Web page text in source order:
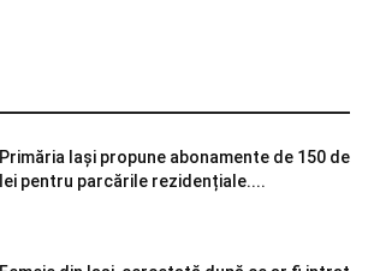
Primăria Iași propune abonamente de 150 de
lei pentru parcările rezidențiale....